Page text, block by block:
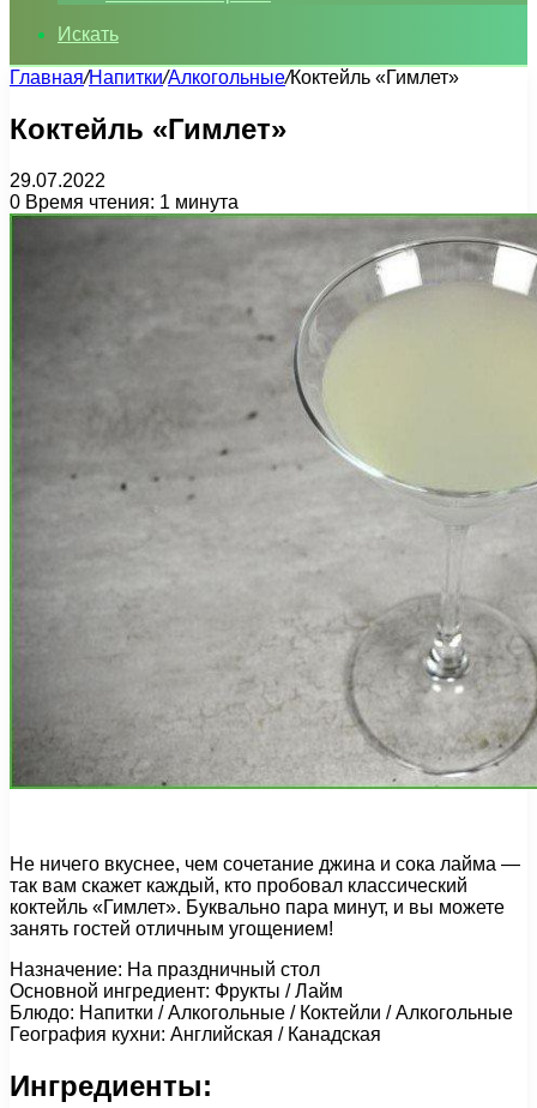
Искать
Главная/Напитки/Алкогольные/Коктейль «Гимлет»
Коктейль «Гимлет»
29.07.2022
0 Время чтения: 1 минута
Не ничего вкуснее, чем сочетание джина и сока лайма —
так вам скажет каждый, кто пробовал классический
коктейль «Гимлет». Буквально пара минут, и вы можете
занять гостей отличным угощением!
Назначение: На праздничный стол
Основной ингредиент: Фрукты / Лайм
Блюдо: Напитки / Алкогольные / Коктейли / Алкогольные
География кухни: Английская / Канадская
Ингредиенты: